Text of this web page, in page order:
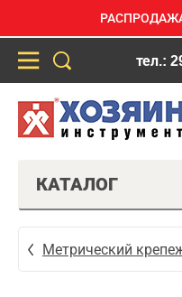
тел.:
КАТАЛОГ
Метрический